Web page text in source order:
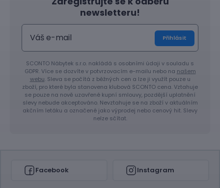
newsletteru!
Přihlásit
SCONTO Nábytek s.r.o. nakládá s osobními údaji v souladu s
GDPR. Více se dozvíte v potvrzovacím e-mailu nebo na našem
webu. Sleva se počítá z běžných cen a lze ji využít pouze u
zboží, pro které byla stanovena klubová SCONTO cena. Vztahuje
se pouze na nově uzavřené kupní smlouvy, pozdější uplatnění
slevy nebude akceptováno. Nevztahuje se na zboží v aktuálním
akčním letáku a označené jako výprodej nebo cenový hit. Slevy
nelze sčítat.
Facebook Instagram